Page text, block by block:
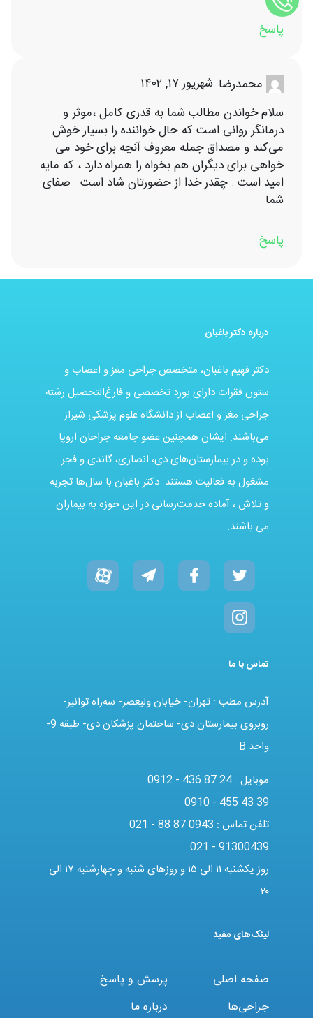
پاسخ
محمدرضا شهریور ۱۷, ۱۴۰۲
سلام خواندن مطالب شما به قدری کامل ،موثر و
درمانگر روانی است که حال خواننده را بسیار خوش
می‌کند و مصداق جمله معروف آنچه برای خود می
خواهی برای دیگران هم بخواه را همراه دارد ، که مایه
امید است . چقدر خدا از حضورتان شاد است . صفای
شما
پاسخ
درباره دکتر باغبان
دکتر فهیم باغبان، متخصص جراحی مغز و اعصاب و
ستون فقرات دارای بورد تخصصی و فارغ‌التحصیل رشته
جراحی مغز و اعصاب از دانشگاه علوم پزشکی شیراز
می‌باشند. ایشان همچنین عضو جامعه جراحان اروپا
بوده و در بیمارستان‌های دی، انصاری، گاندی و فجر
مشغول به فعالیت هستند. دکتر باغبان با سال‌ها تجربه
و تلاش ، آماده خدمت‌رسانی در این حوزه به بیماران
می باشند.
تماس با ما
آدرس مطب : تهران- خیابان ولیعصر- سه‌راه توانیر-
روبروی بیمارستان دی- ساختمان پزشکان دی- طبقه 9-
واحد B
موبایل : 0912 - 436 87 24
0910 - 455 43 39
تلفن تماس : 021 - 88 87 0943
021 - 91300439
روز یکشنبه ۱۱ الی ۱۵ و روزهای شنبه و چهارشنبه ۱۷ الی
۲۰
لینک‌های مفید
صفحه اصلی
جراحی‌ها
پرسش و پاسخ
درباره ما